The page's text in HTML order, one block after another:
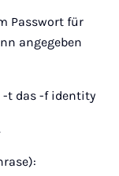
Passwort für
angegeben
-t das -f identity